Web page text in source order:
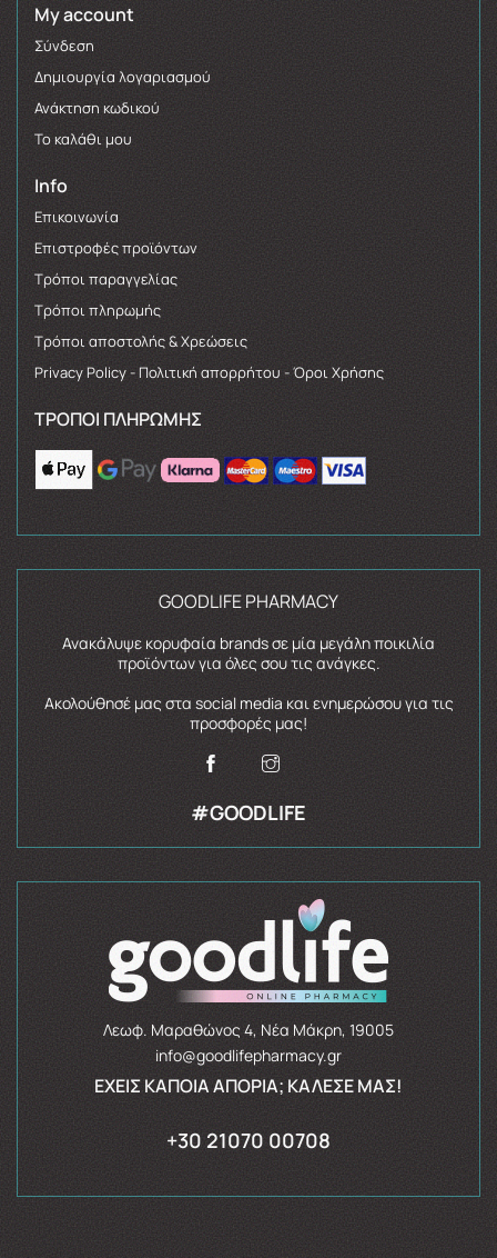
My account
Σύνδεση
Δημιουργία λογαριασμού
Ανάκτηση κωδικού
Το καλάθι μου
Info
Επικοινωνία
Επιστροφές προϊόντων
Τρόποι παραγγελίας
Τρόποι πληρωμής
Τρόποι αποστολής & Χρεώσεις
Privacy Policy - Πολιτική απορρήτου - Όροι Χρήσης
ΤΡΌΠΟΙ ΠΛΗΡΩΜΉΣ
GOODLIFE PHARMACY
Ανακάλυψε κορυφαία brands σε μία μεγάλη ποικιλία
προϊόντων για όλες σου τις ανάγκες.
Ακολούθησέ μας στα social media και ενημερώσου για τις
προσφορές μας!
#GOODLIFE
Λεωφ. Μαραθώνος 4, Νέα Μάκρη, 19005
info@goodlifepharmacy.gr
ΈΧΕΙΣ ΚΆΠΟΙΑ ΑΠΟΡΊΑ; ΚΆΛΕΣΈ ΜΑΣ!
+30 21070 00708